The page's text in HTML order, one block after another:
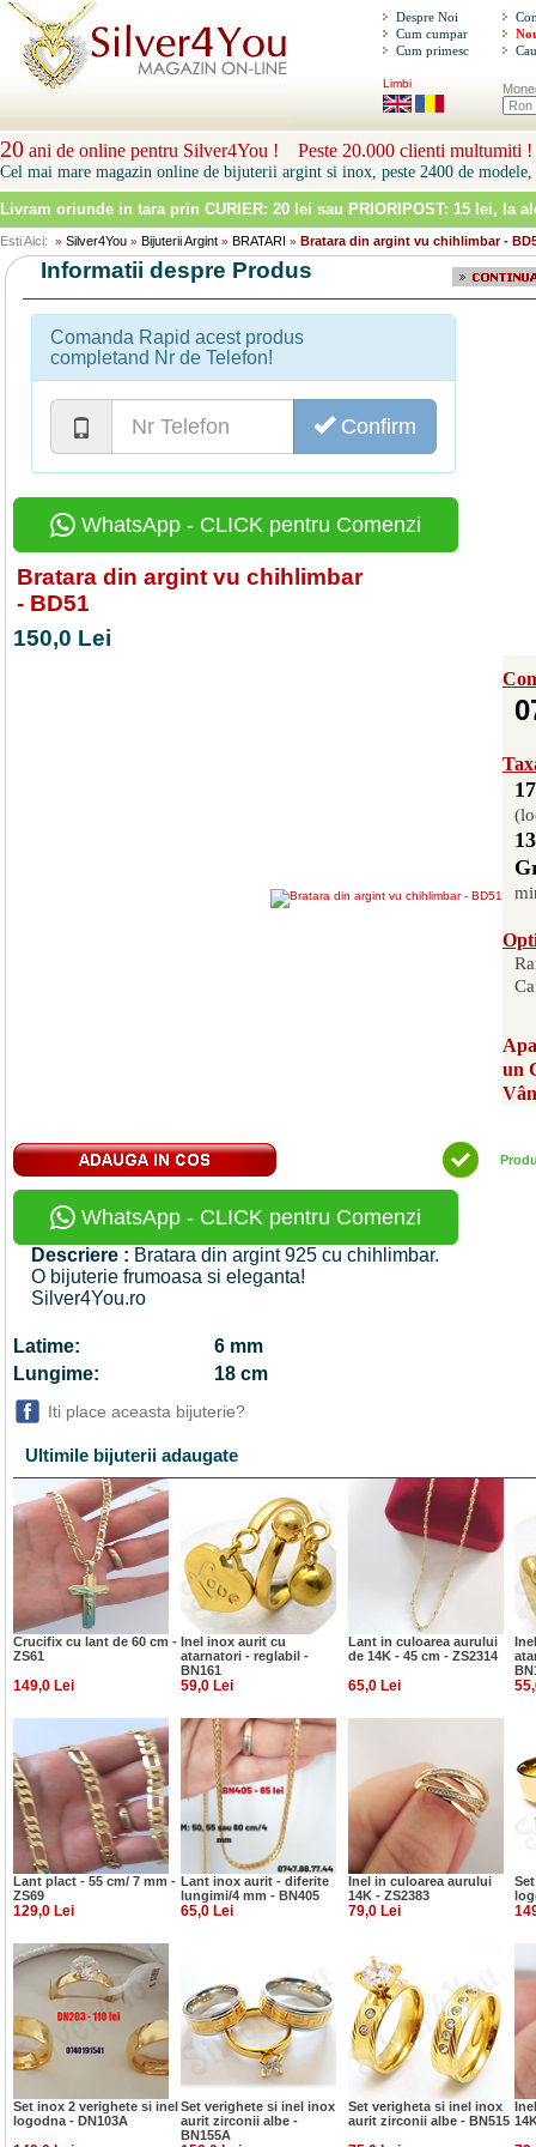
Despre Noi
Cum cumpar
Cum primesc
Limbi
20 ani de online pentru Silver4You ! Peste 20.000 clienti multumiti !
Cel mai mare magazin online de bijuterii argint si inox, peste 2400 de modele,
Livram oriunde in tara prin CURIER: 20 lei sau PRIORIPOST: 15 lei, la
Esti Aici: » Silver4You » Bijuterii Argint » BRATARI » Bratara din argint vu chihlimbar -
Informatii despre Produs
Comanda Rapid acest produs
completand Nr de Telefon!
Confirm
WhatsApp - CLICK pentru Comenzi
Bratara din argint vu chihlimbar
- BD51
150,0 Lei
un
WhatsApp - CLICK pentru Comenzi
Descriere : Bratara din argint 925 cu chihlimbar.
O bijuterie frumoasa si eleganta!
Silver4You.ro
Latime:
6 mm
Lungime:
18 cm
Iti place aceasta bijuterie?
Ultimile bijuterii adaugate
Crucifix cu lant de 60 cm -
ZS61
Inel inox aurit cu
atarnatori - reglabil -
BN161
Lant in culoarea aurului
de 14K - 45 cm - ZS2314
149,0 Lei 59,0 Lei 65,0 Lei
Lant plact - 55 cm/ 7 mm -
ZS69
Lant inox aurit - diferite
lungimi/4 mm - BN405
Inel in culoarea aurului
14K - ZS2383
129,0 Lei 65,0 Lei 79,0 Lei
Set inox 2 verighete si inel
logodna - DN103A
Set verighete si inel inox
aurit zirconii albe -
BN155A
Set verigheta si inel inox
aurit zirconii albe - BN515